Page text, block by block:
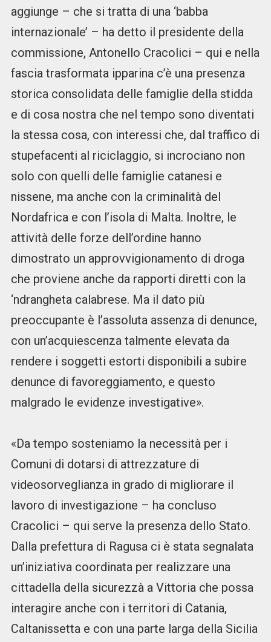
aggiunge – che si tratta di una ‘babba
internazionale’ – ha detto il presidente della
commissione, Antonello Cracolici – qui e nella
fascia trasformata ipparina c’è una presenza
storica consolidata delle famiglie della stidda
e di cosa nostra che nel tempo sono diventati
la stessa cosa, con interessi che, dal traffico di
stupefacenti al riciclaggio, si incrociano non
solo con quelli delle famiglie catanesi e
nissene, ma anche con la criminalità del
Nordafrica e con l’isola di Malta. Inoltre, le
attività delle forze dell’ordine hanno
dimostrato un approvvigionamento di droga
che proviene anche da rapporti diretti con la
‘ndrangheta calabrese. Ma il dato più
preoccupante è l’assoluta assenza di denunce,
con un’acquiescenza talmente elevata da
rendere i soggetti estorti disponibili a subire
denunce di favoreggiamento, e questo
malgrado le evidenze investigative».
«Da tempo sosteniamo la necessità per i
Comuni di dotarsi di attrezzature di
videosorveglianza in grado di migliorare il
lavoro di investigazione – ha concluso
Cracolici – qui serve la presenza dello Stato.
Dalla prefettura di Ragusa ci è stata segnalata
un’iniziativa coordinata per realizzare una
cittadella della sicurezzà a Vittoria che possa
interagire anche con i territori di Catania,
Caltanissetta e con una parte larga della Sicilia